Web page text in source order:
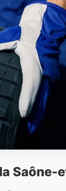
Saône-